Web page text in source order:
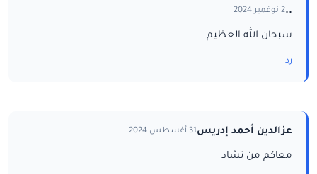
..2 نوفمبر 2024
سبحان الله العظيم
رد
عزالدين أحمد إدريس31 أغسطس 2024
معاكم من تشاد